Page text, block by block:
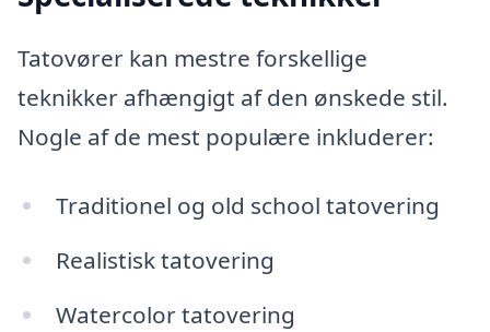
Tatovører kan mestre forskellige
teknikker afhængigt af den ønskede stil.
Nogle af de mest populære inkluderer:
Traditionel og old school tatovering
Realistisk tatovering
Watercolor tatovering